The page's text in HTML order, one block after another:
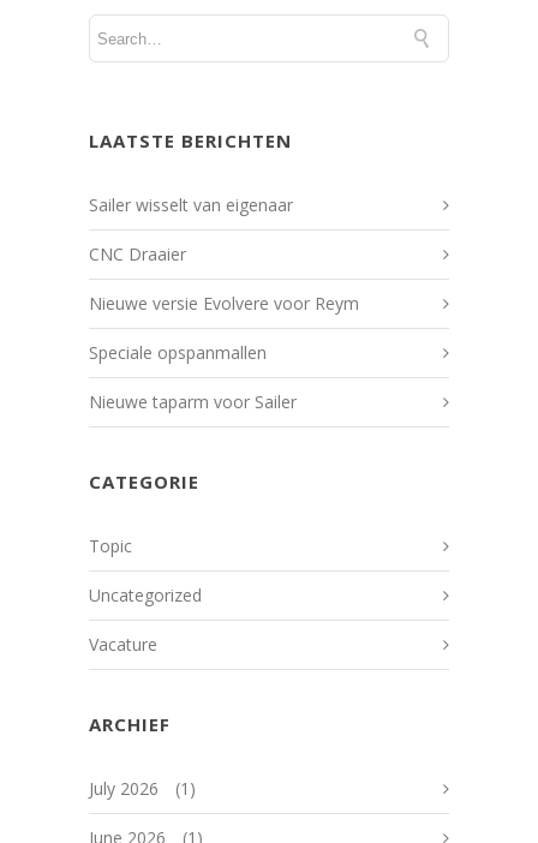
LAATSTE BERICHTEN
Sailer wisselt van eigenaar
CNC Draaier
Nieuwe versie Evolvere voor Reym
Speciale opspanmallen
Nieuwe taparm voor Sailer
CATEGORIE
Topic
Uncategorized
Vacature
ARCHIEF
July 2026 (1)
June 2026 (1)